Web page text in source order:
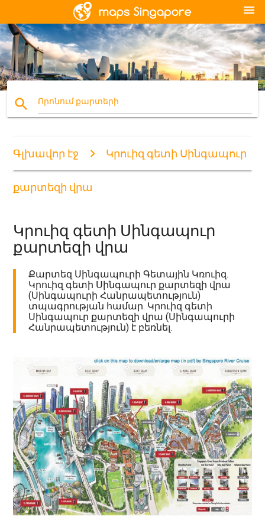
menu
search Որոնում քարտերի
Գլխավոր էջ Կրուիզ գետի Սինգապուր
քարտեզի վրա
Կրուիզ գետի Սինգապուր
քարտեզի վրա
Քարտեզ Սինգապուրի Գետային Կռուիզ.
Կրուիզ գետի Սինգապուր քարտեզի վրա
(Սինգապուրի Հանրապետություն)
տպագրության համար. Կրուիզ գետի
Սինգապուր քարտեզի վրա (Սինգապուրի
Հանրապետություն) է բեռնել.